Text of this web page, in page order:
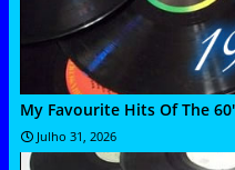
My Favourite Hits Of The
Julho 31, 2026